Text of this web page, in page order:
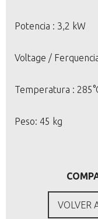
Potencia : 3,2 kW
Voltage /
Temperatura :
Peso: 45 kg
VOLVER